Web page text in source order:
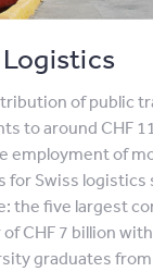
of public
to around CHF
employment of
for Swiss
the five largest
CHF 7 billion
graduates